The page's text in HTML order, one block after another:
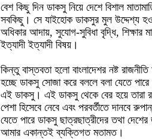
বেশ কিছু দিন ডাকসু নিয়ে দেশে বিশাল
সবকিছু। সে যাইহোক ডাকসুর মুল উদ্দেশ্য
অধিকার আদায়, সুযোগ-সুবিধা বৃদ্ধি, শিক্ষার
ইত্যাদী ইত্যাদী বিষয়।
কিন্তু বাস্তবতা হলো বাংলাদেশর নষ্ট
হচ্ছে ডাকসু সোজা করে বললে বলা যেতে পারে
এই ডাকসু। এই ডাকসু থেকে বের হয়ে তারা
পেশা হিসেবে নেবে এবং পরবর্তীতে দানবে
যেতে পারে ডাকসু ছাত্রছাত্রীদের তথা
আমার একান্তই ব্যক্তিগত মতামত।